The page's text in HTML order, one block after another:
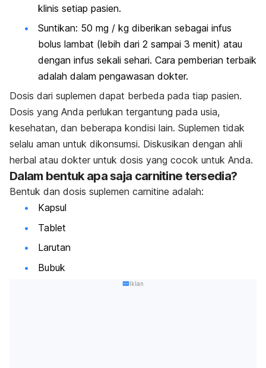
klinis setiap pasien.
Suntikan: 50 mg / kg diberikan sebagai infus
bolus lambat (lebih dari 2 sampai 3 menit) atau
dengan infus sekali sehari. Cara pemberian terbaik
adalah dalam pengawasan dokter.
Dosis dari suplemen dapat berbeda pada tiap pasien.
Dosis yang Anda perlukan tergantung pada usia,
kesehatan, dan beberapa kondisi lain. Suplemen tidak
selalu aman untuk dikonsumsi. Diskusikan dengan ahli
herbal atau dokter untuk dosis yang cocok untuk Anda.
Dalam bentuk apa saja carnitine tersedia?
Bentuk dan dosis suplemen carnitine adalah:
Kapsul
Tablet
Larutan
Bubuk
Iklan